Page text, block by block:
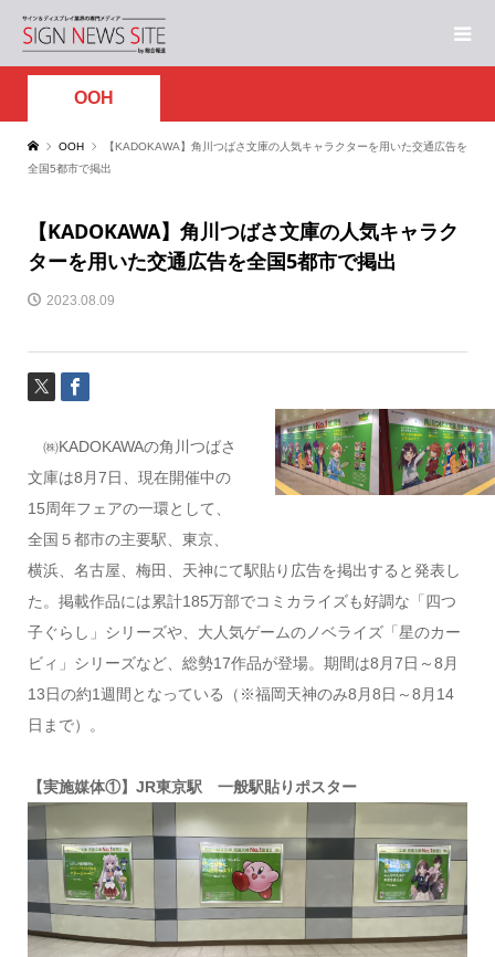
OOH
OOH
【KADOKAWA】角川つばさ文庫の人気キャラクターを用いた交通広告を
全国5都市で掲出
【KADOKAWA】角川つばさ文庫の人気キャラク
ターを用いた交通広告を全国5都市で掲出
2023.08.09
㈱KADOKAWAの角川つばさ
文庫は8月7日、現在開催中の
15周年フェアの一環として、
全国５都市の主要駅、東京、
横浜、名古屋、梅田、天神にて駅貼り広告を掲出すると発表し
た。掲載作品には累計185万部でコミカライズも好調な「四つ
子ぐらし」シリーズや、大人気ゲームのノベライズ「星のカー
ビィ」シリーズなど、総勢17作品が登場。期間は8月7日～8月
13日の約1週間となっている（※福岡天神のみ8月8日～8月14
日まで）。
【実施媒体①】JR東京駅 一般駅貼りポスター